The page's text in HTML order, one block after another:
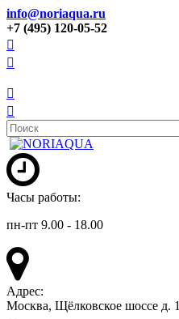
info@noriaqua.ru
+7 (495) 120-05-52
Часы работы:
пн-пт 9.00 - 18.00
Адрес:
Москва, Щёлковское шоссе д.